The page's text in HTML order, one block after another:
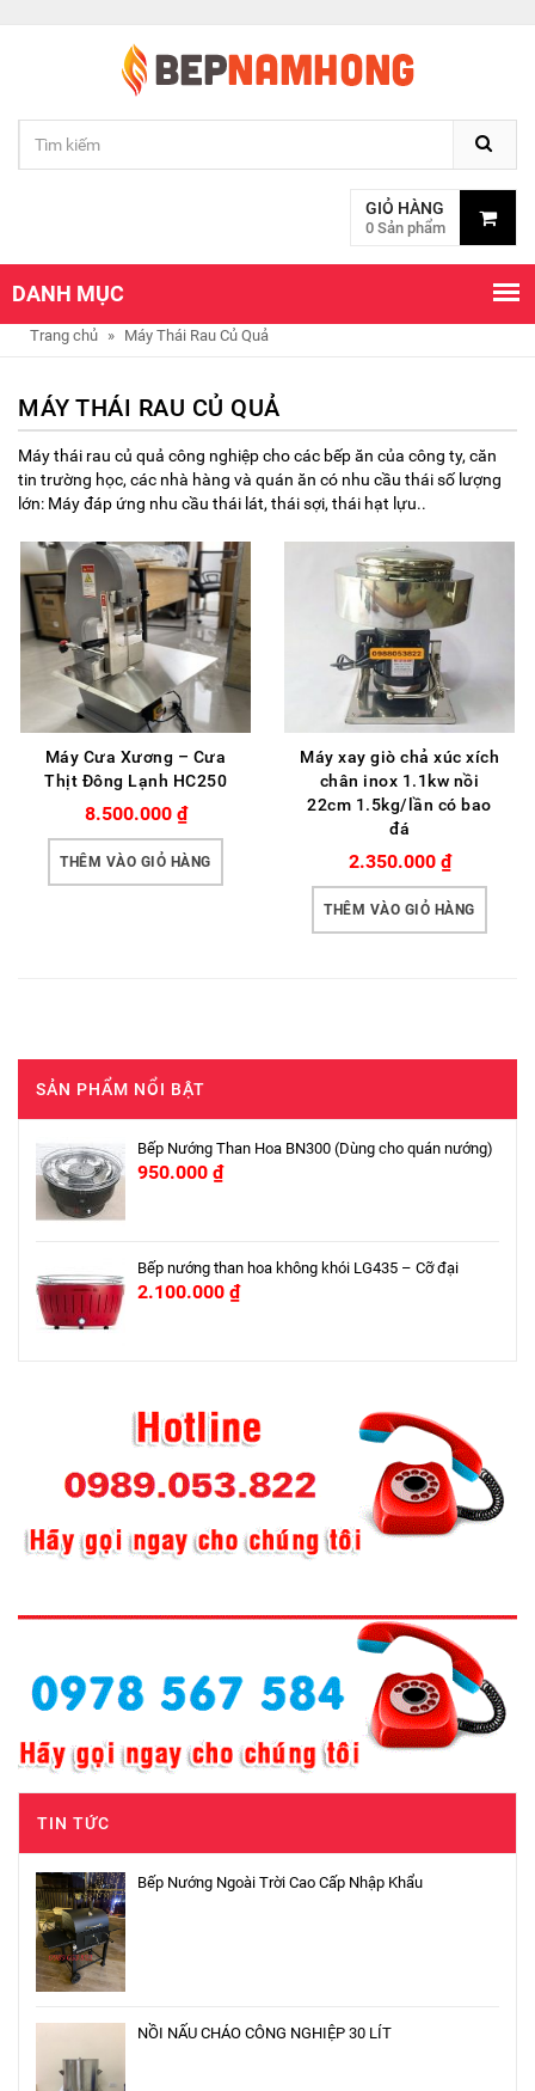
GIỎ HÀNG
0 Sản phẩm
DANH MỤC
Trang chủ » Máy Thái Rau Củ Quả
MÁY THÁI RAU CỦ QUẢ
Máy thái rau củ quả công nghiệp cho các bếp ăn của công ty, căn
tin trường học, các nhà hàng và quán ăn có nhu cầu thái số lượng
lớn: Máy đáp ứng nhu cầu thái lát, thái sợi, thái hạt lựu..
Máy Cưa Xương – Cưa
Thịt Đông Lạnh HC250
8.500.000 ₫
THÊM VÀO GIỎ HÀNG
Máy xay giò chả xúc xích
chân inox 1.1kw nồi
22cm 1.5kg/lần có bao
đá
2.350.000 ₫
THÊM VÀO GIỎ HÀNG
SẢN PHẨM NỔI BẬT
Bếp Nướng Than Hoa BN300 (Dùng cho quán nướng)
950.000 ₫
Bếp nướng than hoa không khói LG435 – Cỡ đại
2.100.000 ₫
TIN TỨC
Bếp Nướng Ngoài Trời Cao Cấp Nhập Khẩu
NỒI NẤU CHÁO CÔNG NGHIỆP 30 LÍT